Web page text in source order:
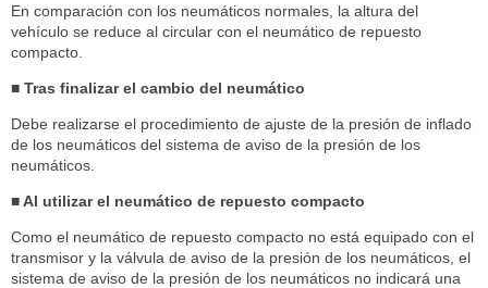
En comparación con los neumáticos normales, la altura del
vehículo se reduce al circular con el neumático de repuesto
compacto.
■ Tras finalizar el cambio del neumático
Debe realizarse el procedimiento de ajuste de la presión de inflado
de los neumáticos del sistema de aviso de la presión de los
neumáticos.
■ Al utilizar el neumático de repuesto compacto
Como el neumático de repuesto compacto no está equipado con el
transmisor y la válvula de aviso de la presión de los neumáticos, el
sistema de aviso de la presión de los neumáticos no indicará una